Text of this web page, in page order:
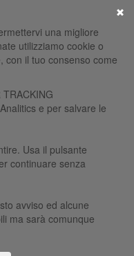
una migliore
utilizziamo cookie o
con il tuo consenso come
e per salvare le
Usa il pulsante
continuare senza
avviso ed alcune
ma sarà comunque
×